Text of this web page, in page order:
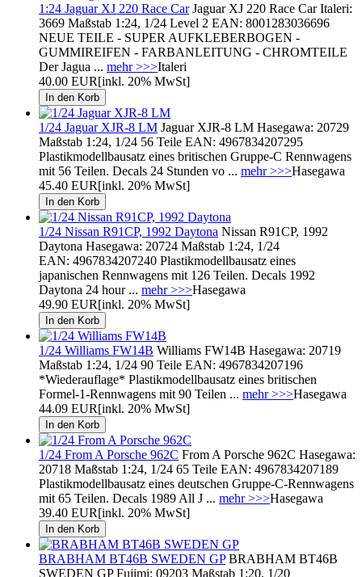
1:24 Jaguar XJ 220 Race CarJaguar XJ 220 Race Car Italeri:
3669 Maßstab 1:24, 1/24 Level 2 EAN: 8001283036696
NEUE TEILE - SUPER AUFKLEBERBOGEN -
GUMMIREIFEN - FARBANLEITUNG - CHROMTEILE
Der Jagua ... mehr >>>Italeri
40.00 EUR[inkl. 20% MwSt]
1/24 Jaguar XJR-8 LM Jaguar XJR-8 LM Hasegawa: 20729
Maßstab 1:24, 1/24 56 Teile EAN: 4967834207295
Plastikmodellbausatz eines britischen Gruppe-C Rennwagens
mit 56 Teilen. Decals 24 Stunden vo ... mehr >>>Hasegawa
45.40 EUR[inkl. 20% MwSt]
1/24 Nissan R91CP, 1992 Daytona Nissan R91CP, 1992
Daytona Hasegawa: 20724 Maßstab 1:24, 1/24
EAN: 4967834207240 Plastikmodellbausatz eines
japanischen Rennwagens mit 126 Teilen. Decals 1992
Daytona 24 hour ... mehr >>>Hasegawa
49.90 EUR[inkl. 20% MwSt]
1/24 Williams FW14B Williams FW14B Hasegawa: 20719
Maßstab 1:24, 1/24 90 Teile EAN: 4967834207196
*Wiederauflage* Plastikmodellbausatz eines britischen
Formel-1-Rennwagens mit 90 Teilen ... mehr >>>Hasegawa
44.09 EUR[inkl. 20% MwSt]
1/24 From A Porsche 962C From A Porsche 962C Hasegawa:
20718 Maßstab 1:24, 1/24 65 Teile EAN: 4967834207189
Plastikmodellbausatz eines deutschen Gruppe-C-Rennwagens
mit 65 Teilen. Decals 1989 All J ... mehr >>>Hasegawa
39.40 EUR[inkl. 20% MwSt]
BRABHAM BT46B SWEDEN GPBRABHAM BT46B
SWEDEN GP Fujimi: 09203 Maßstab 1:20, 1/20